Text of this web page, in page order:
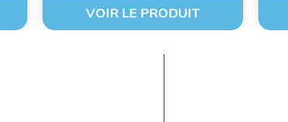
VOIR LE PRODUIT